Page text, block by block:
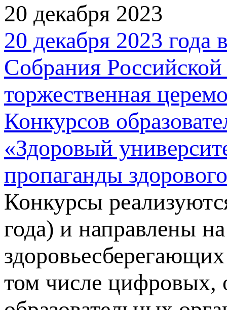
20 декабря 2023
20 декабря 2023
Собрания
торжественная
Конкурсов
«Здоровый
пропаганды
Конкурсы
года) и направлены
том числе цифровых,